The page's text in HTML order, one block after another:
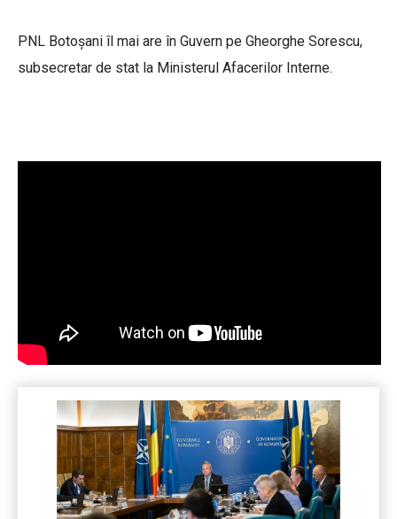
PNL Botoșani îl mai are în Guvern pe Gheorghe Sorescu,
subsecretar de stat la Ministerul Afacerilor Interne.